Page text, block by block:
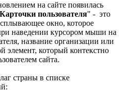
на сайте появилась
Карточки пользователя" - это
окно, которое
наведении курсором мыши на
название организации или
элемент, который контекстно
сайта.
страны в списке